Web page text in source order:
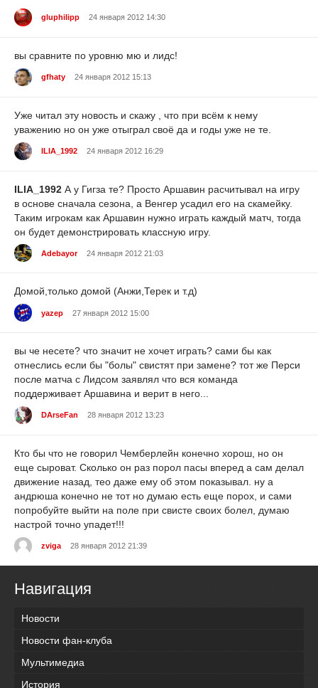
gluphilipp 24 января 2012 14:30
вы сравните по уровню мю и лидс!
gfhaty 24 января 2012 15:13
Уже читал эту новость и скажу , что при всём к нему
уважению но он уже отыграл своё да и годы уже не те.
ILIA_1992 24 января 2012 16:29
ILIA_1992 А у Гигза те? Просто Аршавин расчитывал на игру
в основе сначала сезона, а Венгер усадил его на скамейку.
Таким игрокам как Аршавин нужно играть каждый матч, тогда
он будет демонстрировать классную игру.
Adebayor 24 января 2012 21:03
Домой,только домой (Анжи,Терек и т.д)
yazep 27 января 2012 15:00
вы че несете? что значит не хочет играть? сами бы как
отнеслись если бы "болы" свистят при замене? тот же Перси
после матча с Лидсом заявлял что вся команда
поддерживает Аршавина и верит в него...
DArseFan 28 января 2012 13:23
Кто бы что не говорил Чемберлейн конечно хорош, но он
еще сыроват. Сколько он раз порол пасы вперед а сам делал
движение назад, тео даже ему об этом показывал. ну а
андрюша конечно не тот но думаю есть еще порох, и сами
попробуйте выйти на поле при свисте своих болел, думаю
настрой точно упадет!!!
zviga 28 января 2012 21:39
Навигация
Новости
Новости фан-клуба
Мультимедиа
История